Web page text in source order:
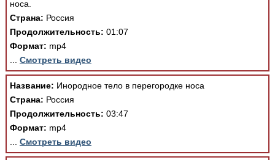
носа.
Страна: Россия
Продолжительность: 01:07
Формат: mp4
Смотреть видео
Название: Инородное тело в перегородке носа
Страна: Россия
Продолжительность: 03:47
Формат: mp4
Смотреть видео